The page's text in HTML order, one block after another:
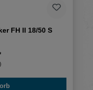
FH II 18/50 S